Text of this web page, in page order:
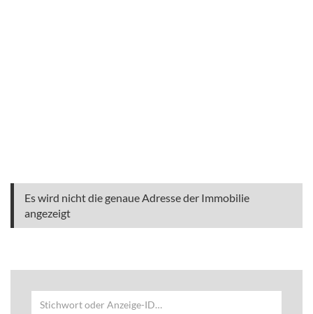
Es wird nicht die genaue Adresse der Immobilie
angezeigt